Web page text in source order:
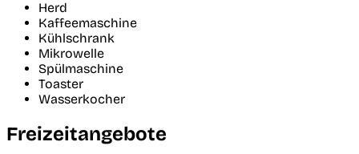
Herd
Kaffeemaschine
Kühlschrank
Mikrowelle
Spülmaschine
Toaster
Wasserkocher
Freizeitangebote